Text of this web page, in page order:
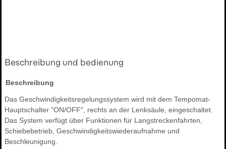
Beschreibung und bedienung
Beschreibung
Das Geschwindigkeitsregelungssystem wird mit dem Tempomat-
Hauptschalter "ON/OFF", rechts an der Lenksäule, eingeschaltet.
Das System verfügt über Funktionen für Langstreckenfahrten,
Schiebebetrieb, Geschwindigkeitswiederaufnahme und
Beschleunigung.